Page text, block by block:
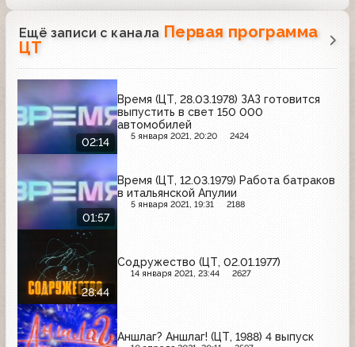
Ещё записи с канала Первая программа
ЦТ
02:14
Время (ЦТ, 28.03.1978) ЗАЗ готовится
выпустить в свет 150 000
автомобилей
5 января 2021, 20:20 2424
01:57
Время (ЦТ, 12.03.1979) Работа батраков
в итальянской Апулии
5 января 2021, 19:31 2188
28:44
Содружество (ЦТ, 02.01.1977)
14 января 2021, 23:44 2627
Аншлаг? Аншлаг! (ЦТ, 1988) 4 выпуск